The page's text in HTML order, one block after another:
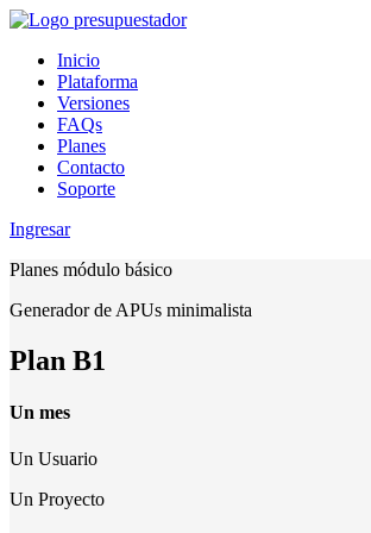
Inicio
Plataforma
Versiones
FAQs
Planes
Contacto
Soporte
Ingresar
Planes módulo básico
Generador de APUs minimalista
Plan B1
Un mes
Un Usuario
Un Proyecto